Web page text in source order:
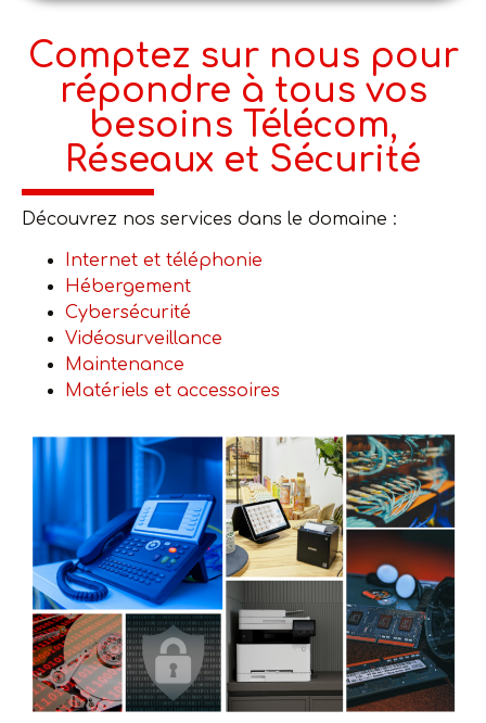
Comptez sur nous pour
répondre à tous vos
besoins Télécom,
Réseaux et Sécurité
Découvrez nos services dans le domaine :
Internet et téléphonie
Hébergement
Cybersécurité
Vidéosurveillance
Maintenance
Matériels et accessoires